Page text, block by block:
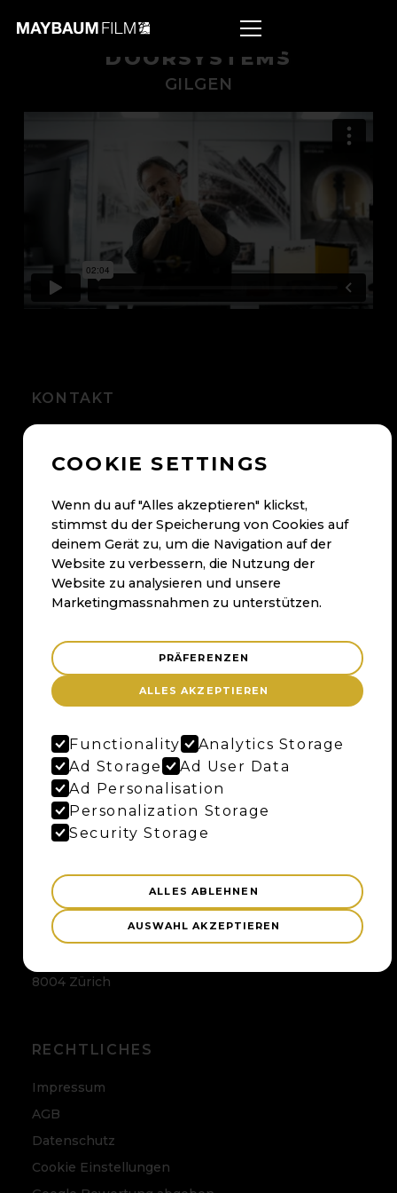
DOORSYSTEMS
GILGEN
KONTAKT
kontakt@maybaum.ch
BADEN
Maybaum AG
Bruggerstrasse 37
5400 Baden
Anfahrtsplan
Google Maps
BERN
Maybaum AG
Uferweg 15
3013 Bern
ZÜRICH
Maybaum AG
8004 Zürich
RECHTLICHES
Impressum
AGB
Datenschutz
Cookie Einstellungen
COOKIE SETTINGS
Wenn du auf "Alles akzeptieren" klickst,
stimmst du der Speicherung von Cookies auf
deinem Gerät zu, um die Navigation auf der
Website zu verbessern, die Nutzung der
Website zu analysieren und unsere
Marketingmassnahmen zu unterstützen.
PRÄFERENZEN
ALLES AKZEPTIEREN
Functionality
Analytics Storage
Ad Storage
Ad User Data
Ad Personalisation
Personalization Storage
Security Storage
ALLES ABLEHNEN
AUSWAHL AKZEPTIEREN